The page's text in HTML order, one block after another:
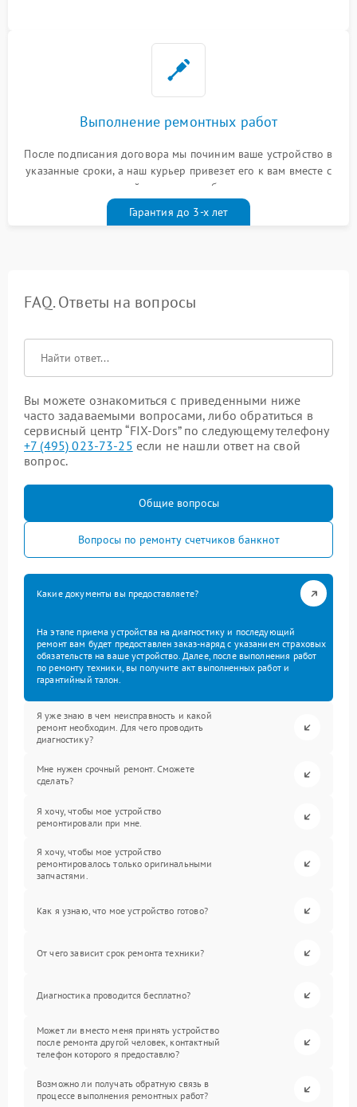
Выполнение ремонтных работ
После подписания договора мы починим ваше устройство в
указанные сроки, а наш курьер привезет его к вам вместе с
гарантийным талоном бесплатно
Гарантия до 3-х лет
FAQ. Ответы на вопросы
Вы можете ознакомиться с приведенными ниже
часто задаваемыми вопросами, либо обратиться в
сервисный центр “FIX-Dors” по следующему телефону
+7 (495) 023-73-25 если не нашли ответ на свой
вопрос.
Общие вопросы
Вопросы по ремонту счетчиков банкнот
Какие документы вы предоставляете?
На этапе приема устройства на диагностику и последующий
ремонт вам будет предоставлен заказ-наряд с указанием страховых
обязательств на ваше устройство. Далее, после выполнения работ
по ремонту техники, вы получите акт выполненных работ и
гарантийный талон.
Я уже знаю в чем неисправность и какой
ремонт необходим. Для чего проводить
диагностику?
Мне нужен срочный ремонт. Сможете
сделать?
Я хочу, чтобы мое устройство
ремонтировали при мне.
Я хочу, чтобы мое устройство
ремонтировалось только оригинальными
запчастями.
Как я узнаю, что мое устройство готово?
От чего зависит срок ремонта техники?
Диагностика проводится бесплатно?
Может ли вместо меня принять устройство
после ремонта другой человек, контактный
телефон которого я предоставлю?
Возможно ли получать обратную связь в
процессе выполнения ремонтных работ?